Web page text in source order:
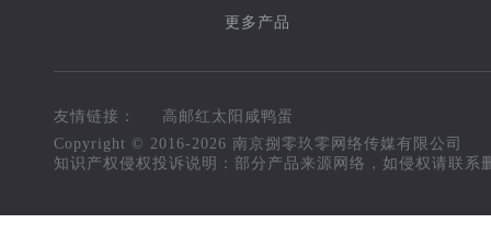
更多产品
友情链接：
高邮红太阳咸鸭蛋
高邮红太阳咸鸭蛋
Copyright © 2016-2026 南京捌零玖零网络传媒有限公司
知识产权侵权投诉说明：部分产品来源网络，如侵权请联系